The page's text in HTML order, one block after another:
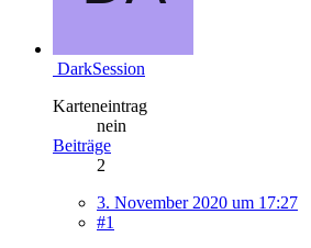
DarkSession
Karteneintrag
nein
Beiträge
2
3. November 2020 um 17:27
#1